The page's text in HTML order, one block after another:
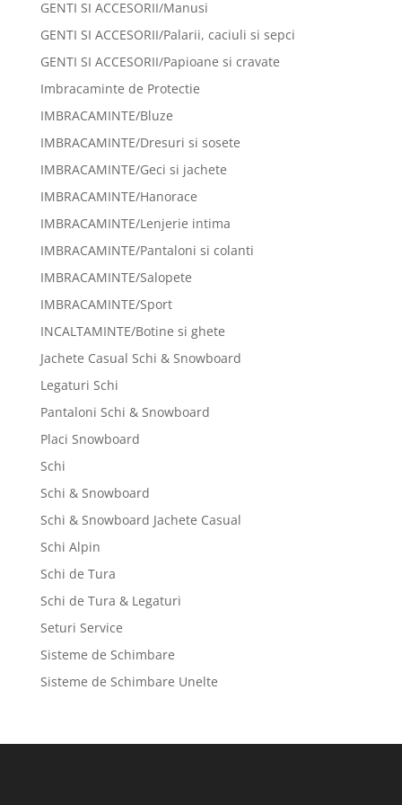
GENTI SI ACCESORII/Manusi
GENTI SI ACCESORII/Palarii, caciuli si sepci
GENTI SI ACCESORII/Papioane si cravate
Imbracaminte de Protectie
IMBRACAMINTE/Bluze
IMBRACAMINTE/Dresuri si sosete
IMBRACAMINTE/Geci si jachete
IMBRACAMINTE/Hanorace
IMBRACAMINTE/Lenjerie intima
IMBRACAMINTE/Pantaloni si colanti
IMBRACAMINTE/Salopete
IMBRACAMINTE/Sport
INCALTAMINTE/Botine si ghete
Jachete Casual Schi & Snowboard
Legaturi Schi
Pantaloni Schi & Snowboard
Placi Snowboard
Schi
Schi & Snowboard
Schi & Snowboard Jachete Casual
Schi Alpin
Schi de Tura
Schi de Tura & Legaturi
Seturi Service
Sisteme de Schimbare
Sisteme de Schimbare Unelte